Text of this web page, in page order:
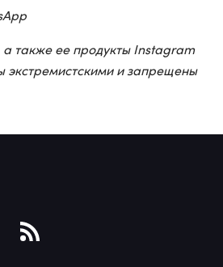
также ее продукты Instagram
экстремистскими и запрещены